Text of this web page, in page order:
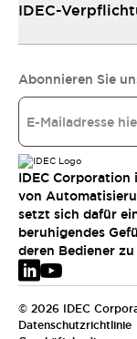
IDEC-
Abonnieren Sie
IDEC
von
setzt sich dafür
beruhigendes
deren Bediener
© 2026 IDEC
Datenschutzrichtlinie